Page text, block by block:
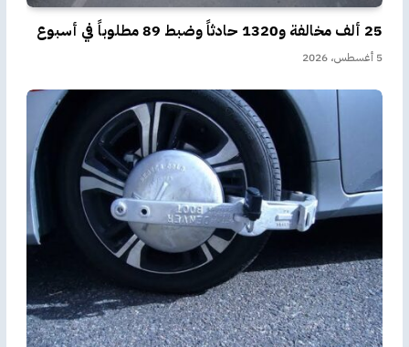
25 ألف مخالفة و1320 حادثاً وضبط 89 مطلوباً في أسبوع
5 أغسطس، 2026